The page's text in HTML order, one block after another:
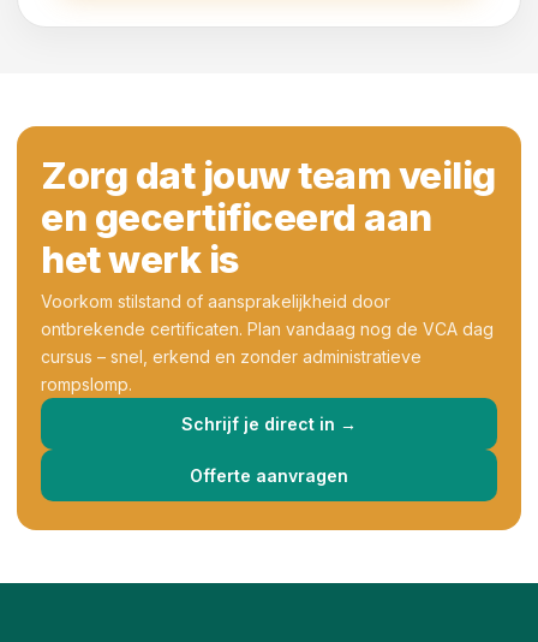
Zorg dat jouw team veilig
en gecertificeerd aan
het werk is
Voorkom stilstand of aansprakelijkheid door
ontbrekende certificaten. Plan vandaag nog de VCA dag
cursus – snel, erkend en zonder administratieve
rompslomp.
Schrijf je direct in →
Offerte aanvragen